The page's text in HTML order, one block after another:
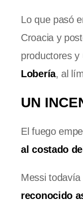
Lo que pasó
Croacia y
productores
Lobería, al
UN
El fuego
al costado
Messi
reconocido